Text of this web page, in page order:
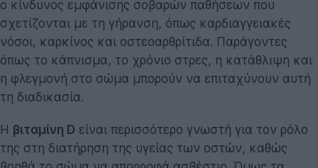
ο κίνδυνος εμφάνισης σοβαρών παθήσεων που
σχετίζονται με τη γήρανση, όπως καρδιαγγειακές
νόσοι, καρκίνος και οστεοαρθρίτιδα. Παράγοντες
όπως το κάπνισμα, το χρόνιο στρες, η κατάθλιψη και
η φλεγμονή στο σώμα μπορούν να επιταχύνουν αυτή
τη διαδικασία.
Η βιταμίνη D είναι περισσότερο γνωστή για τον ρόλο
της στη διατήρηση της υγείας των οστών, καθώς